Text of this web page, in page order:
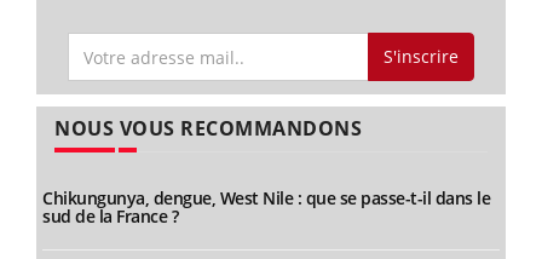
S'inscrire
NOUS VOUS RECOMMANDONS
Chikungunya, dengue, West Nile : que se passe-t-il dans le
sud de la France ?